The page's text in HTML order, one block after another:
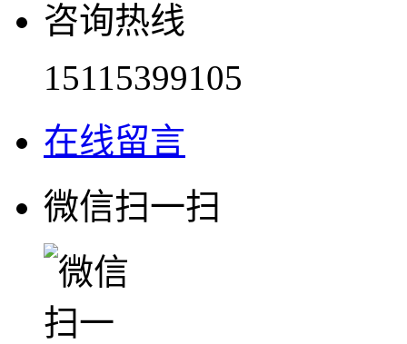
咨询热线
15115399105
在线留言
微信扫一扫